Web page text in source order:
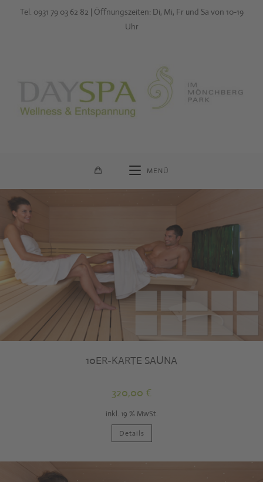
Tel. 0931 79 03 62 82 | Öffnungszeiten: Di, Mi, Fr und Sa von 10-19
Uhr
MENÜ
10ER-KARTE SAUNA
320,00 €
inkl. 19 % MwSt.
Details